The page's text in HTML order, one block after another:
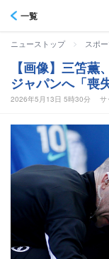
一覧
ニューストップ > スポ
【画像】三笘
ジャパンへ「喪
2026年5月13日 5時30分 サ